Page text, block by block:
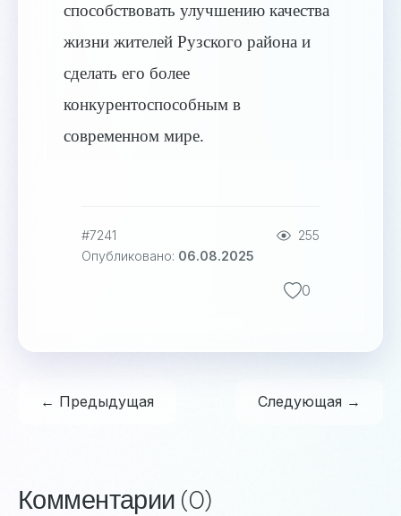
способствовать улучшению качества
жизни жителей Рузского района и
сделать его более
конкурентоспособным в
современном мире.
#7241
255
Опубликовано: 06.08.2025
0
← Предыдущая Следующая →
Комментарии (0)